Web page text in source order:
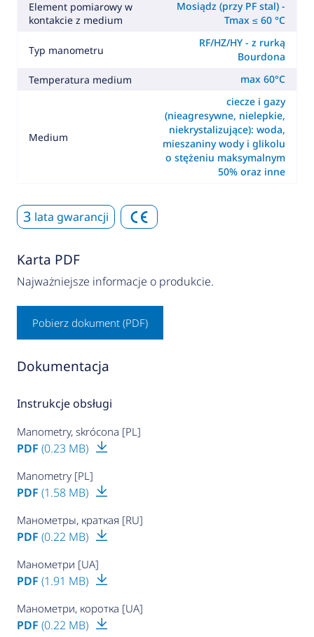
Element pomiarowy w
kontakcie z medium
Mosiądz (przy PF stal) -
Tmax ≤ 60 °C
Typ manometru
RF/HZ/HY - z rurką
Bourdona
Temperatura medium
max 60°C
Medium
ciecze i gazy
(nieagresywne, nielepkie,
niekrystalizujące): woda,
mieszaniny wody i glikolu
o stężeniu maksymalnym
50% oraz inne
3 lata gwarancji
Karta PDF
Najważniejsze informacje o produkcie.
Pobierz dokument (PDF)
Dokumentacja
Instrukcje obsługi
Manometry, skrócona [PL]
PDF (0.23 MB)
Manometry [PL]
PDF (1.58 MB)
Манометры, краткая [RU]
PDF (0.22 MB)
Манометри [UA]
PDF (1.91 MB)
Манометри, коротка [UA]
PDF (0.22 MB)